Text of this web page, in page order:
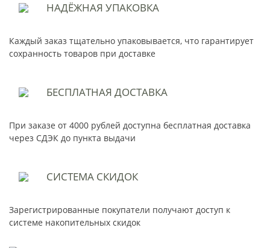
НАДЁЖНАЯ УПАКОВКА
Каждый заказ тщательно упаковывается, что гарантирует
сохранность товаров при доставке
БЕСПЛАТНАЯ ДОСТАВКА
При заказе от 4000 рублей доступна бесплатная доставка
через СДЭК до пункта выдачи
СИСТЕМА СКИДОК
Зарегистрированные покупатели получают доступ к
системе накопительных скидок